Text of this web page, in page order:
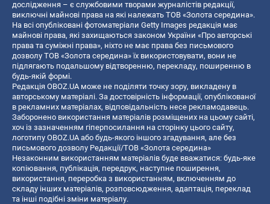
дослідження – є службовими творами журналістів редакції,
виключні майнові права на які належать ТОВ «Золота середина».
На всі опубліковані фотоматеріали Getty Images редакція має
майнові права, які захищаються законом України «Про авторські
права та суміжні права», ніхто не має права без письмового
дозволу ТОВ «Золота середина» їх використовувати, вони не
підлягають подальшому відтворенню, перекладу, поширенню в
будь-якій формі.
Редакція OBOZ.UA може не поділяти точку зору, викладену в
авторському матеріалі. За достовірність інформації, опублікованої
в рекламних матеріалах, відповідальність несе рекламодавець.
Заборонено використання матеріалів розміщених на цьому сайті,
хоч із зазначенням гіперпосилання на сторінку цього сайту,
логотипу OBOZ.UA або будь-якого іншого згадування, але без
письмового дозволу Редакції/ТОВ «Золота середина»
Незаконним використанням матеріалів буде вважатися: будь-яке
копiювання, публiкацiя, передрук, наступне поширення,
використання, переробка з використанням, включенням до
складу інших матеріалів, розповсюдження, адаптація, переклад
та інші подібні зміни матеріалу.